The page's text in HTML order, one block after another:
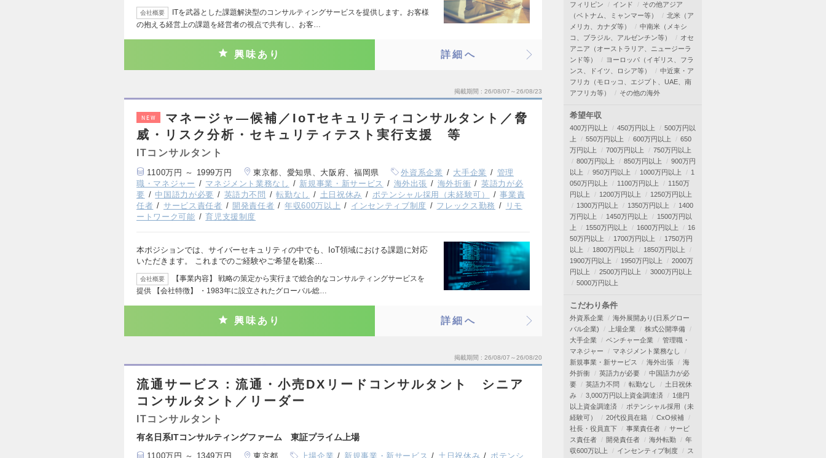
会社概要
ITを武器とした課題解決型のコンサルティングサービスを提供します。お客様
の抱える経営上の課題を経営者の視点で共有し、お客…
興味あり 詳細へ
掲載期間 26/08/07～26/08/23
NEW
マネージャ―候補／IoTセキュリティコンサルタント／脅
威・リスク分析・セキュリティテスト実行支援 等
ITコンサルタント
1100万円 ～ 1999万円 東京都、愛知県、大阪府、福岡県 外資系企業 大手企業
管理
職・マネジャー
マネジメント業務なし 新規事業・新サービス 海外出張 海外折衝
英語力が必
要
中国語力が必要 英語力不問 転勤なし 土日祝休み ポテンシャル採用（未経験可）
事業責
任者
サービス責任者 開発責任者 年収600万以上 インセンティブ制度 フレックス勤務
リモ
ートワーク可能
育児支援制度
本ポジションでは、サイバーセキュリティの中でも、IoT領域における課題に対応
いただきます。 これまでのご経験やご希望を勘案…
会社概要
【事業内容】 戦略の策定から実行まで総合的なコンサルティングサービスを
提供 【会社特徴】 ・1983年に設立されたグローバル総…
興味あり 詳細へ
掲載期間 26/08/07～26/08/20
流通サービス：流通・小売DXリードコンサルタント シニア
コンサルタント／リーダー
ITコンサルタント
有名日系ITコンサルティングファーム 東証プライム上場
1100万円 ～ 1349万円 東京都 上場企業 新規事業・新サービス 土日祝休み
ポテンシ
フィリピン
インド
その他アジア
（ベトナム、ミャンマー等）
北米（ア
メリカ、カナダ等）
中南米（メキシ
コ、ブラジル、アルゼンチン等）
オセ
アニア（オーストラリア、ニュージーラ
ンド等）
ヨーロッパ（イギリス、フラ
ンス、ドイツ、ロシア等）
中近東・ア
フリカ（モロッコ、エジプト、UAE、南
アフリカ等）
その他の海外
希望年収
400万円以上 450万円以上
500万円以
上
550万円以上 600万円以上
650
万円以上
700万円以上
750万円以上
800万円以上
850万円以上
900万円
以上
950万円以上 1000万円以上
1
050万円以上
1100万円以上
1150万
円以上
1200万円以上
1250万円以上
1300万円以上
1350万円以上
1400
万円以上
1450万円以上
1500万円以
上
1550万円以上 1600万円以上
16
50万円以上
1700万円以上
1750万円
以上
1800万円以上
1850万円以上
1900万円以上
1950万円以上
2000万
円以上
2500万円以上
3000万円以上
5000万円以上
こだわり条件
外資系企業
海外展開あり(日系グロー
バル企業)
上場企業
株式公開準備
大手企業
ベンチャー企業
管理職・
マネジャー
マネジメント業務なし
新規事業・新サービス
海外出張
海
外折衝
英語力が必要
中国語力が必
要
英語力不問 転勤なし
土日祝休
み
3,000万円以上資金調達済
1億円
以上資金調達済
ポテンシャル採用（未
経験可）
20代役員在籍
CxO候補
社長・役員直下
事業責任者
サービ
ス責任者
開発責任者 海外転勤
年
収600万以上
インセンティブ制度
ス